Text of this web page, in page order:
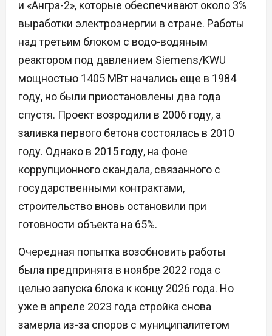
и «Ангра-2», которые обеспечивают около 3%
выработки электроэнергии в стране. Работы
над третьим блоком с водо-водяным
реактором под давлением Siemens/KWU
мощностью 1405 МВт начались еще в 1984
году, но были приостановлены два года
спустя. Проект возродили в 2006 году, а
заливка первого бетона состоялась в 2010
году. Однако в 2015 году, на фоне
коррупционного скандала, связанного с
государственными контрактами,
строительство вновь остановили при
готовности объекта на 65%.
Очередная попытка возобновить работы
была предпринята в ноябре 2022 года с
целью запуска блока к концу 2026 года. Но
уже в апреле 2023 года стройка снова
замерла из-за споров с муниципалитетом